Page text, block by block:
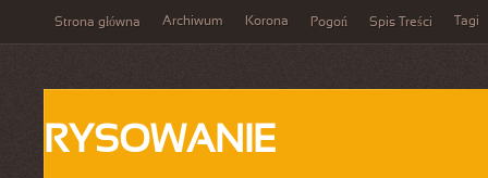
Strona główna Archiwum Korona Pogoń Spis Treści Tagi
RYSOWANIE